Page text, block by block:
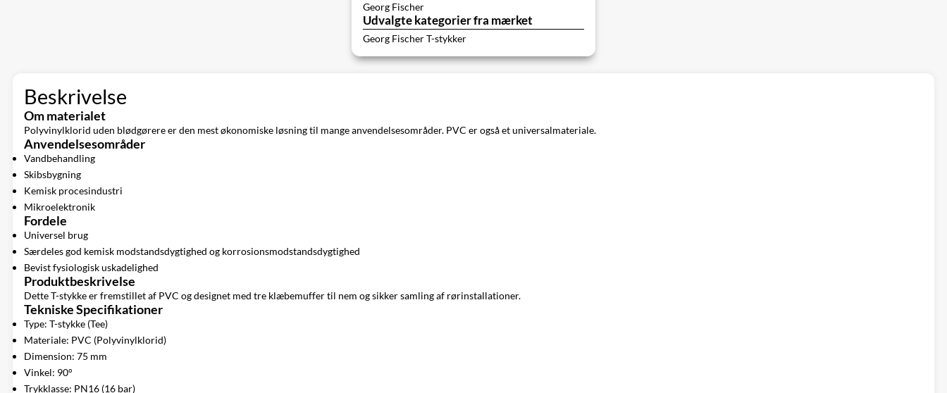
Georg Fischer
Udvalgte kategorier fra mærket
Georg Fischer T-stykker
Beskrivelse
Om materialet
Polyvinylklorid uden blødgørere er den mest økonomiske løsning til mange anvendelsesområder. PVC er også et universalmateriale.
Anvendelsesområder
Vandbehandling
Skibsbygning
Kemisk procesindustri
Mikroelektronik
Fordele
Universel brug
Særdeles god kemisk modstandsdygtighed og korrosionsmodstandsdygtighed
Bevist fysiologisk uskadelighed
Produktbeskrivelse
Dette T-stykke er fremstillet af PVC og designet med tre klæbemuffer til nem og sikker samling af rørinstallationer.
Tekniske Specifikationer
Type: T-stykke (Tee)
Materiale: PVC (Polyvinylklorid)
Dimension: 75 mm
Vinkel: 90°
Trykklasse: PN16 (16 bar)